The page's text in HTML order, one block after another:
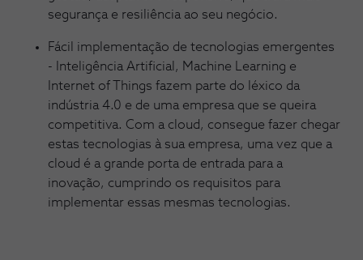
segurança e resiliência ao seu negócio.
Fácil implementação de tecnologias emergentes
- Inteligência Artificial, Machine Learning e
Internet of Things fazem parte do léxico da
indústria 4.0 e de uma empresa que se queira
competitiva. Com a cloud, consegue fazer chegar
estas tecnologias à sua empresa, uma vez que a
cloud é a grande porta de entrada para a
inovação, cumprindo os requisitos para
implementar essas mesmas tecnologias.